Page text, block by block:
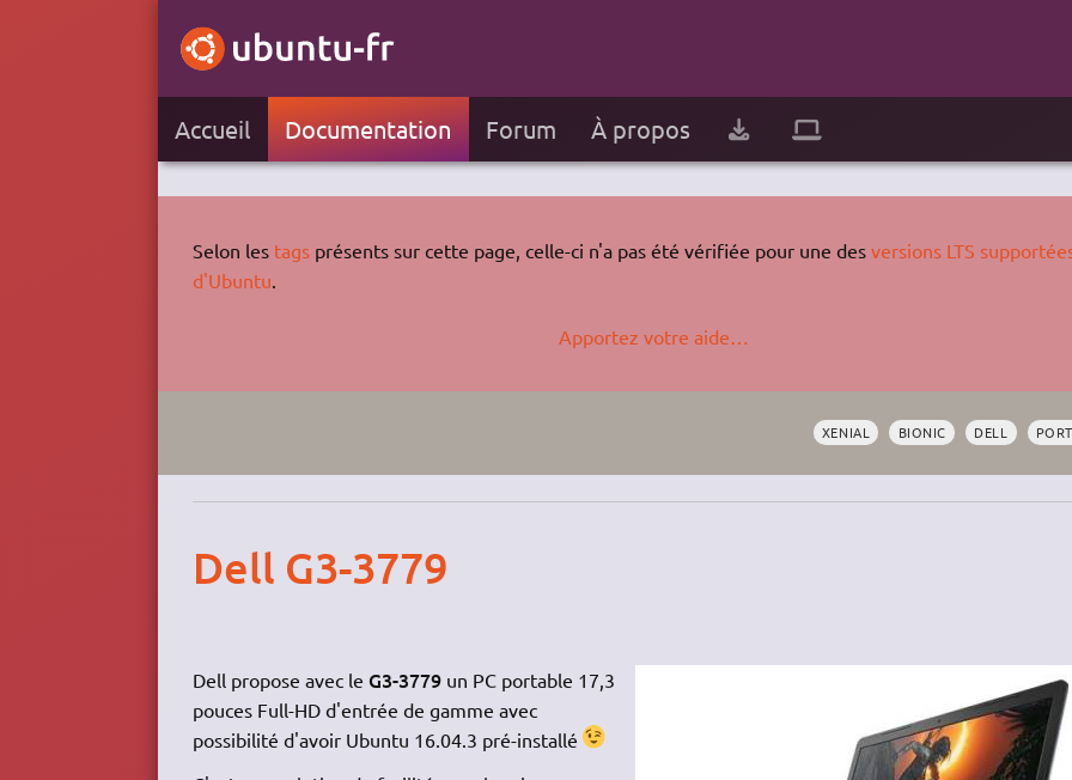
Accueil Documentation Forum À propos
Selon les tagsprésents sur cette page, celle-ci n'a pas été vérifiée pour une des versions LTS
d'Ubuntu
Apportez votre aide…
XENIAL BIONIC DELL
Dell G3-3779
Dell propose avec le G3-3779un PC portable 17,3
pouces Full-HD d'entrée de gamme avec
possibilité d'avoir Ubuntu 16.04.3 pré-installé